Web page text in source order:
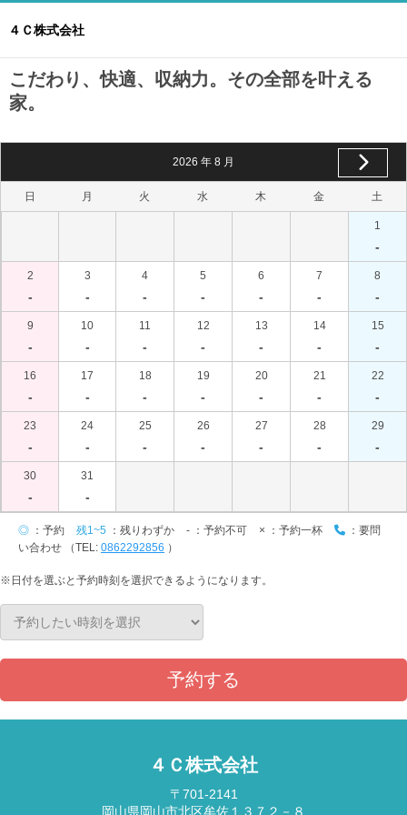
４Ｃ株式会社
こだわり、快適、収納力。その全部を叶える
家。
2026 年 8 月
日 月 火 水 木 金 土
1
-
2
-
3
-
4
-
5
-
6
-
7
-
8
-
9
-
10
-
11
-
12
-
13
-
14
-
15
-
16
-
17
-
18
-
19
-
20
-
21
-
22
-
23
-
24
-
25
-
26
-
27
-
28
-
29
-
30
-
31
-
◎ ：予約 残1~5 ：残りわずか - ：予約不可 × ：予約一杯
：要問
い合わせ （TEL: 0862292856 ）
※日付を選ぶと予約時刻を選択できるようになります。
予約する
４Ｃ株式会社
〒701-2141
岡山県岡山市北区牟佐１３７２－８